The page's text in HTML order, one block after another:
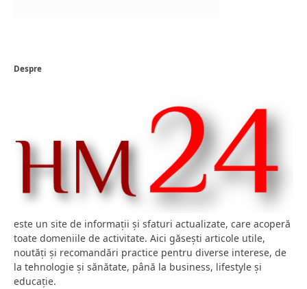
Despre
este un site de informații și sfaturi actualizate, care acoperă
toate domeniile de activitate. Aici găsești articole utile,
noutăți și recomandări practice pentru diverse interese, de
la tehnologie și sănătate, până la business, lifestyle și
educație.